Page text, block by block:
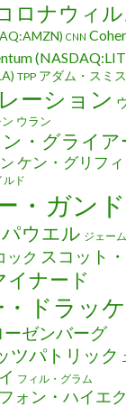
ロナウィル
CNN
TPP アダム・スミス
ーション
ウラン
・グライア
ケン・グリフ
ルド
・ガン
ウエル ジェー
ック スコット
イナード
ドラッ
ゼンバーグ
ツパトリック
フィル・グラム
ォン・ハイエク